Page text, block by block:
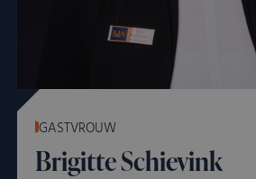
GASTVROUW
Brigitte Schievink